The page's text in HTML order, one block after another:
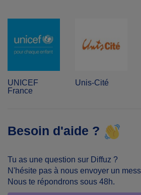
UNICEF
France
Unis-Cité
Besoin d'aide ?
Tu as une question sur Diffuz ?
N'hésite pas à nous envoyer un
Nous te répondrons sous 48h.